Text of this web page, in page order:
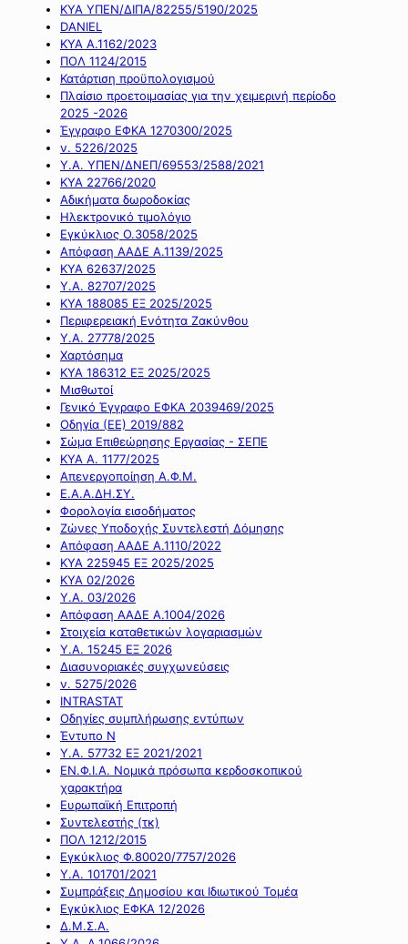
ΚΥΑ ΥΠΕΝ/ΔΙΠΑ/82255/5190/2025
DANIEL
ΚΥΑ Α.1162/2023
ΠΟΛ 1124/2015
Κατάρτιση προϋπολογισμού
Πλαίσιο προετοιμασίας για την χειμερινή περίοδο
2025 -2026
Έγγραφο ΕΦΚΑ 1270300/2025
ν. 5226/2025
Υ.Α. ΥΠΕΝ/ΔΝΕΠ/69553/2588/2021
ΚΥΑ 22766/2020
Αδικήματα δωροδοκίας
Ηλεκτρονικό τιμολόγιο
Εγκύκλιος Ο.3058/2025
Απόφαση ΑΑΔΕ Α.1139/2025
ΚΥΑ 62637/2025
Υ.Α. 82707/2025
ΚΥΑ 188085 ΕΞ 2025/2025
Περιφερειακή Ενότητα Ζακύνθου
Υ.Α. 27778/2025
Χαρτόσημα
ΚΥΑ 186312 ΕΞ 2025/2025
Μισθωτοί
Γενικό Έγγραφο ΕΦΚΑ 2039469/2025
Οδηγία (ΕΕ) 2019/882
Σώμα Επιθεώρησης Εργασίας - ΣΕΠΕ
ΚΥΑ Α. 1177/2025
Απενεργοποίηση Α.Φ.Μ.
Ε.Α.Α.ΔΗ.ΣΥ.
Φορολογία εισοδήματος
Ζώνες Υποδοχής Συντελεστή Δόμησης
Απόφαση ΑΑΔΕ Α.1110/2022
ΚΥΑ 225945 ΕΞ 2025/2025
ΚΥΑ 02/2026
Υ.Α. 03/2026
Απόφαση ΑΑΔΕ Α.1004/2026
Στοιχεία καταθετικών λογαριασμών
Υ.Α. 15245 ΕΞ 2026
Διασυνοριακές συγχωνεύσεις
ν. 5275/2026
INTRASTAT
Οδηγίες συμπλήρωσης εντύπων
Έντυπο Ν
Υ.Α. 57732 ΕΞ 2021/2021
ΕΝ.Φ.Ι.Α. Νομικά πρόσωπα κερδοσκοπικού
χαρακτήρα
Ευρωπαϊκή Επιτροπή
Συντελεστής (τκ)
ΠΟΛ 1212/2015
Εγκύκλιος Φ.80020/7757/2026
Υ.Α. 101701/2021
Συμπράξεις Δημοσίου και Ιδιωτικού Τομέα
Εγκύκλιος ΕΦΚΑ 12/2026
Δ.Μ.Σ.Α.